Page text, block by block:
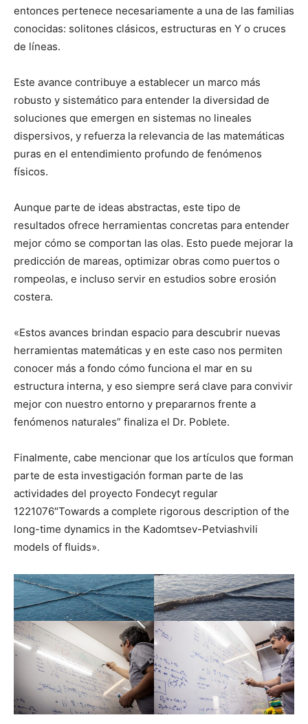
entonces pertenece necesariamente a una de las familias
conocidas: solitones clásicos, estructuras en Y o cruces
de líneas.
Este avance contribuye a establecer un marco más
robusto y sistemático para entender la diversidad de
soluciones que emergen en sistemas no lineales
dispersivos, y refuerza la relevancia de las matemáticas
puras en el entendimiento profundo de fenómenos
físicos.
Aunque parte de ideas abstractas, este tipo de
resultados ofrece herramientas concretas para entender
mejor cómo se comportan las olas. Esto puede mejorar la
predicción de mareas, optimizar obras como puertos o
rompeolas, e incluso servir en estudios sobre erosión
costera.
«Estos avances brindan espacio para descubrir nuevas
herramientas matemáticas y en este caso nos permiten
conocer más a fondo cómo funciona el mar en su
estructura interna, y eso siempre será clave para convivir
mejor con nuestro entorno y prepararnos frente a
fenómenos naturales” finaliza el Dr. Poblete.
Finalmente, cabe mencionar que los artículos que forman
parte de esta investigación forman parte de las
actividades del proyecto Fondecyt regular
1221076″Towards a complete rigorous description of the
long-time dynamics in the Kadomtsev-Petviashvili
models of fluids».